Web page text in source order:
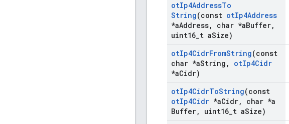
otIp4AddressTo
String(const otIp4Address
*aAddress, char *aBuffer,
uint16 t aSize)
otIp4CidrFromString(const
char *aString , otIp4Cidr
*aCidr)
otIp4CidrToString(const
otIp4Cidr *aCidr,
char *a
Buffer, uint16 t aSize)